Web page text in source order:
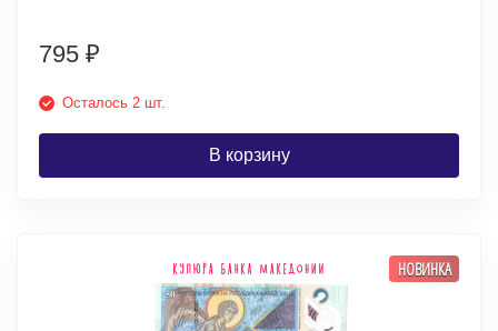
795 ₽
Осталось 2 шт.
В корзину
НОВИНКА